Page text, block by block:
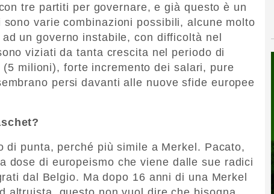
tre partiti per governare, e già questo è un
varie combinazioni possibili, alcune molto
un governo instabile, con difficoltà nel
viziati da tanta crescita nel periodo di
milioni), forte incremento dei salari, pure
persi davanti alle nuove sfide europee
di punta, perché più simile a Merkel. Pacato,
dose di europeismo che viene dalle sue radici
dal Belgio. Ma dopo 16 anni di una Merkel